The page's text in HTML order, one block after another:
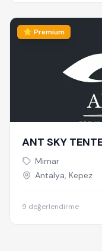
⭐ Premium
ANT SKY
SİSTEMLERİ
Mimar
Antalya, Kepez
9 değerlendirme